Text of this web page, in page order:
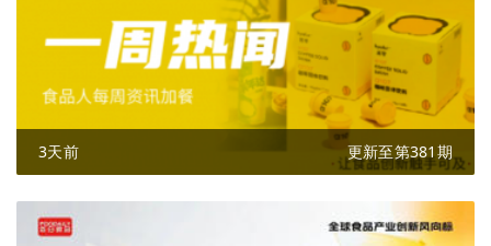
3天前 更新至第381期